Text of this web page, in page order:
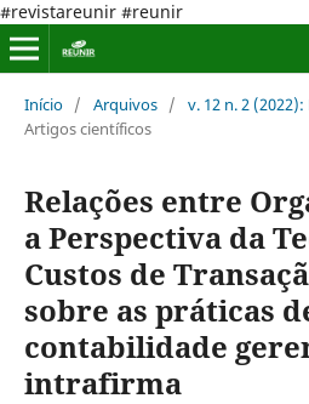
#revistareunir #reunir
Início / Arquivos / v. 12 n. 2 (2022):
Artigos científicos
Relações entre
a Perspectiva da
Custos de
sobre as práticas
contabilidade
intrafirma